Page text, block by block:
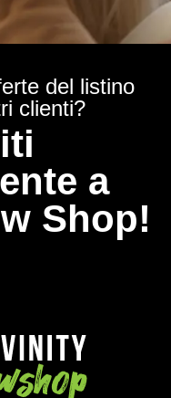
del listino
clienti?
a
Shop!